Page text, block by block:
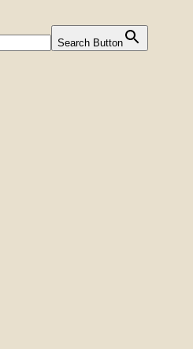
Search Button